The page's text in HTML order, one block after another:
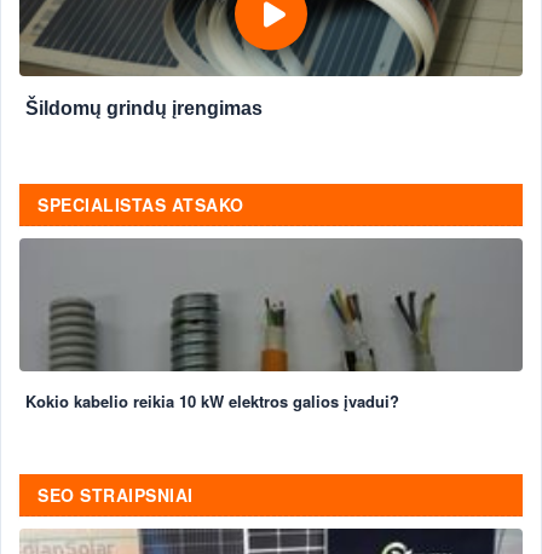
Šildomų grindų įrengimas
SPECIALISTAS ATSAKO
Kokio kabelio reikia 10 kW elektros galios įvadui?
SEO STRAIPSNIAI